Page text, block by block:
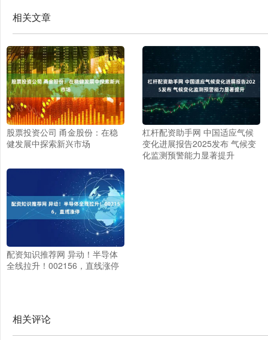
相关文章
股票投资公司 甬金股份：在稳
健发展中探索新兴市场
杠杆配资助手网 中国适应气候
变化进展报告2025发布 气候变
化监测预警能力显著提升
配资知识推荐网 异动！半导体
全线拉升！002156，直线涨停
相关评论